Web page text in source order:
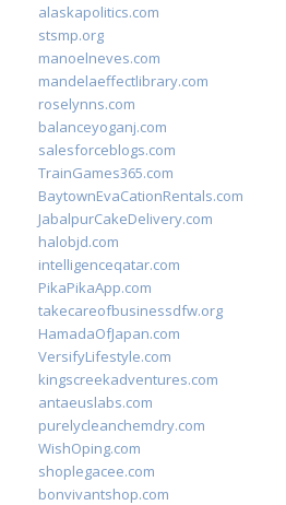
alaskapolitics.com
stsmp.org
manoelneves.com
mandelaeffectlibrary.com
roselynns.com
balanceyoganj.com
salesforceblogs.com
TrainGames365.com
BaytownEvaCationRentals.com
JabalpurCakeDelivery.com
halobjd.com
intelligenceqatar.com
PikaPikaApp.com
takecareofbusinessdfw.org
HamadaOfJapan.com
VersifyLifestyle.com
kingscreekadventures.com
antaeuslabs.com
purelycleanchemdry.com
WishOping.com
shoplegacee.com
bonvivantshop.com